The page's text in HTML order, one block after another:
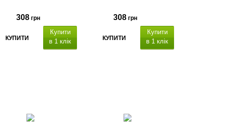
308 грн
КУПИТИ
Купити
в 1 клік
308 грн
КУПИТИ
Купити
в 1 клік